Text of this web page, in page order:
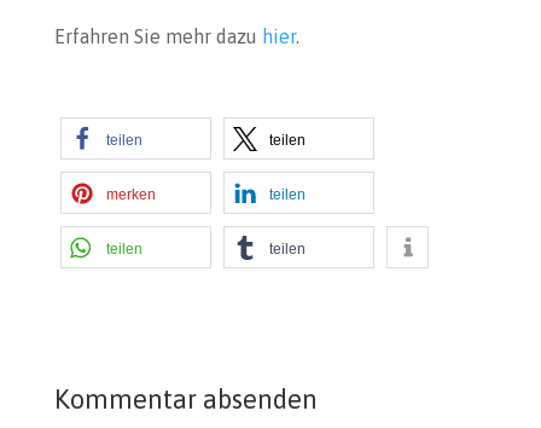
Erfahren Sie mehr dazu hier.
teilen teilen
merken teilen
teilen teilen
Kommentar absenden